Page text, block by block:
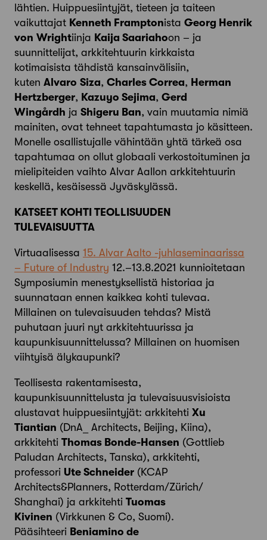
lähtien. Huippuesiintyjät, tieteen ja taiteen
vaikuttajat Kenneth Framptonista Georg Henrik
von Wrightiinja Kaija Saariahoon – ja
suunnittelijat, arkkitehtuurin kirkkaista
kotimaisista tähdistä kansainvälisiin,
kuten Alvaro Siza, Charles Correa, Herman
Hertzberger, Kazuyo Sejima, Gerd
Wingårdh ja Shigeru Ban, vain muutamia nimiä
mainiten, ovat tehneet tapahtumasta jo käsitteen.
Monelle osallistujalle vähintään yhtä tärkeä osa
tapahtumaa on ollut globaali verkostoituminen ja
mielipiteiden vaihto Alvar Aallon arkkitehtuurin
keskellä, kesäisessä Jyväskylässä.
KATSEET KOHTI TEOLLISUUDEN
TULEVAISUUTTA
Virtuaalisessa 15. Alvar Aalto -juhlaseminaarissa
– Future of Industry 12.–13.8.2021 kunnioitetaan
Symposiumin menestyksellistä historiaa ja
suunnataan ennen kaikkea kohti tulevaa.
Millainen on tulevaisuuden tehdas? Mistä
puhutaan juuri nyt arkkitehtuurissa ja
kaupunkisuunnittelussa? Millainen on huomisen
viihtyisä älykaupunki?
Teollisesta rakentamisesta,
kaupunkisuunnittelusta ja tulevaisuusvisioista
alustavat huippuesiintyjät: arkkitehti Xu
Tiantian (DnA_ Architects, Beijing, Kiina),
arkkitehti Thomas Bonde-Hansen (Gottlieb
Paludan Architects, Tanska), arkkitehti,
professori Ute Schneider (KCAP
Architects&Planners, Rotterdam/Zürich/
Shanghai) ja arkkitehti Tuomas
Kivinen (Virkkunen & Co, Suomi).
Pääsihteeri Beniamino de